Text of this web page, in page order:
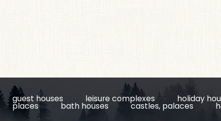
guest houses leisure complexes holiday
places bath houses castles, palaces